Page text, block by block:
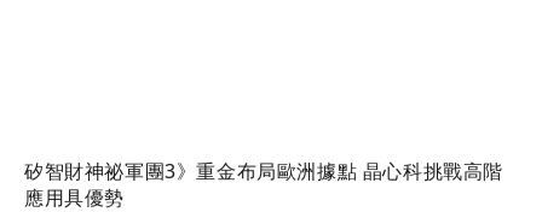
矽智財神祕軍團3》重金布局歐洲據點 晶心科挑戰高階
應用具優勢